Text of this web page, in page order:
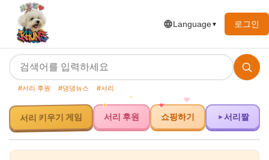
Language▼ 로그인
#서리 후원 #댕댕뉴스 #서리
서리 키우기 게임 서리 후원 쇼핑하기 서리짤